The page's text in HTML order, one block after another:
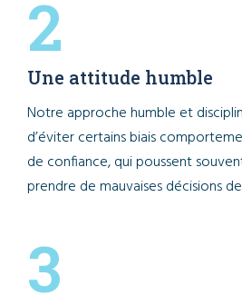
2
Une attitude humble
Notre approche humble et
d’éviter certains biais
de confiance, qui poussent
prendre de mauvaises décisions
3